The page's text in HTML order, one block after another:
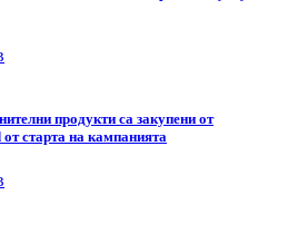
продукти са закупени от
старта на кампанията